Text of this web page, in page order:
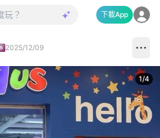
下載App
2025/12/09
1/4